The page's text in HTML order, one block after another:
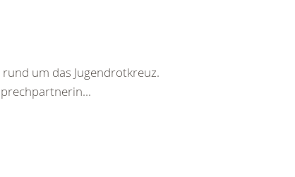
um das Jugendrotkreuz.